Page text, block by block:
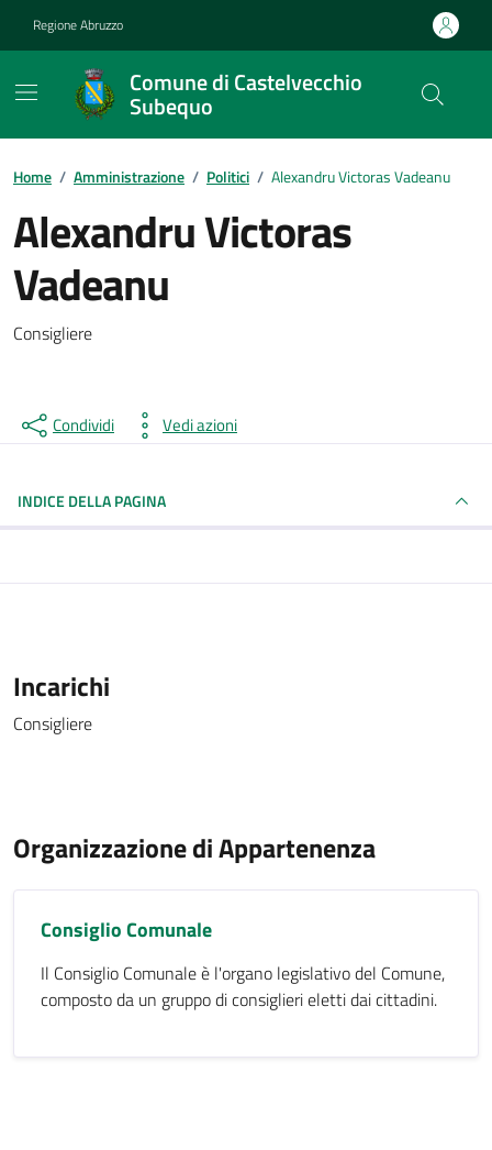
Regione Abruzzo
Comune di Castelvecchio
Subequo
Contenuti in evidenza
Home / Amministrazione / Politici / Alexandru Victoras Vadeanu
Alexandru Victoras
Vadeanu
Consigliere
Condividi Vedi azioni
INDICE DELLA PAGINA
Incarichi
Consigliere
Organizzazione di Appartenenza
Consiglio Comunale
Il Consiglio Comunale è l'organo legislativo del Comune,
composto da un gruppo di consiglieri eletti dai cittadini.